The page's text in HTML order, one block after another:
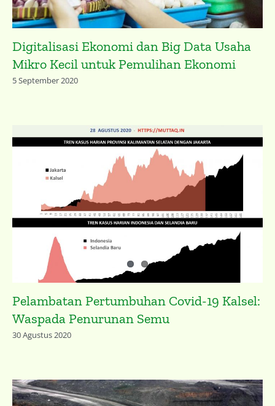
Digitalisasi Ekonomi dan Big Data Usaha
Mikro Kecil untuk Pemulihan Ekonomi
5 September 2020
Pelambatan Pertumbuhan Covid-19 Kalsel:
Waspada Penurunan Semu
30 Agustus 2020